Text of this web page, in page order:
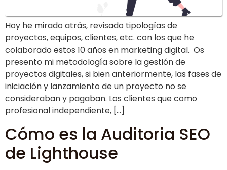
Hoy he mirado atrás, revisado tipologías de
proyectos, equipos, clientes, etc. con los que he
colaborado estos 10 años en marketing digital. Os
presento mi metodología sobre la gestión de
proyectos digitales, si bien anteriormente, las fases de
iniciación y lanzamiento de un proyecto no se
consideraban y pagaban. Los clientes que como
profesional independiente, […]
Cómo es la Auditoria SEO
de Lighthouse